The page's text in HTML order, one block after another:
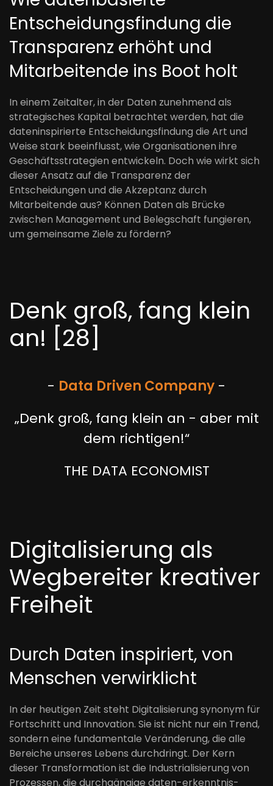
Entscheidungsfindung die
Transparenz erhöht und
Mitarbeitende ins Boot holt
In einem Zeitalter, in der Daten zunehmend als
strategisches Kapital betrachtet werden, hat die
dateninspirierte Entscheidungsfindung die Art und
Weise stark beeinflusst, wie Organisationen ihre
Geschäftsstrategien entwickeln. Doch wie wirkt sich
dieser Ansatz auf die Transparenz der
Entscheidungen und die Akzeptanz durch
Mitarbeitende aus? Können Daten als Brücke
zwischen Management und Belegschaft fungieren,
um gemeinsame Ziele zu fördern?
Denk groß, fang klein
an! [28]
- Data Driven Company -
„Denk groß, fang klein an - aber mit
dem richtigen!“
THE DATA ECONOMIST
Digitalisierung als
Wegbereiter kreativer
Freiheit
Durch Daten inspiriert, von
Menschen verwirklicht
In der heutigen Zeit steht Digitalisierung synonym für
Fortschritt und Innovation. Sie ist nicht nur ein Trend,
sondern eine fundamentale Veränderung, die alle
Bereiche unseres Lebens durchdringt. Der Kern
dieser Transformation ist die Industrialisierung von
Prozessen, die durchgängige daten-erkenntnis-